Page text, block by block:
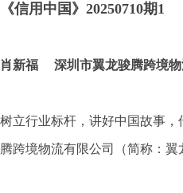
《信用中国》20250710期1
肖新福 深圳市翼龙骏腾跨境物
树立行业标杆，讲好中国故事
腾跨境物流有限公司（简称：